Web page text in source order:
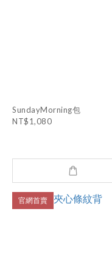
SundayMorning包
NT$1,080
官網首賣